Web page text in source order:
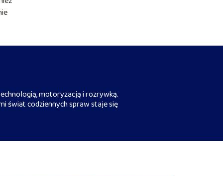
motoryzacją i rozrywką.
świat codziennych spraw staje się